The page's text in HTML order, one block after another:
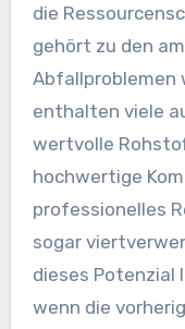
die
gehört zu den
Abfallproblemen
enthalten viele
wertvolle
hochwertige
professionelles
sogar
dieses Potenzial
wenn die